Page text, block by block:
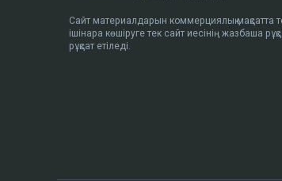
Сайт материалдарын коммерциялық мақсатта
ішінара көшіруге тек сайт иесінің жазбаша
рұқсат етіледі.